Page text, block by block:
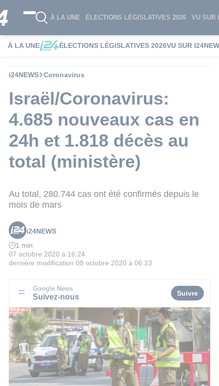
À LA UNE ÉLECTIONS LÉGISLATIVES 2026 VU SUR
À LA UNE ÉLECTIONS LÉGISLATIVES 2026VU SUR
i24NEWS Coronavirus
Israël/Coronavirus:
4.685 nouveaux cas en
24h et 1.818 décès au
total (ministère)
Au total, 280.744 cas ont été confirmés depuis le
mois de mars
i24NEWS
1 min
07 octobre 2020 à 16:24
dernière modification 08 octobre 2020 à 06:23
Google News
Suivez-nous Suivre